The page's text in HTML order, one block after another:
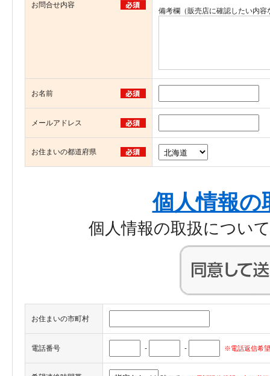
お問合せ内容
備考欄（販売店に確認したい内
お名前
メールアドレス
お住まいの都道府県
個人情報の
個人情報の取扱につい
お住まいの市町村
電話番号 - - ※電話返信希